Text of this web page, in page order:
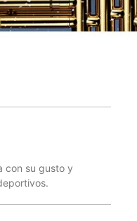
con su gusto y